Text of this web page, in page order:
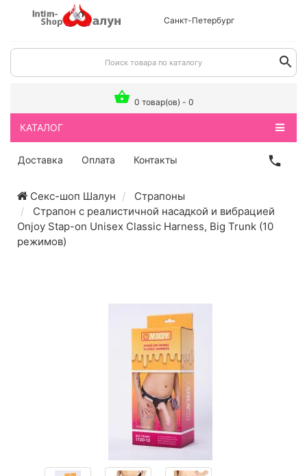
Санкт-Петербург
0 товар(ов) - 0
КАТАЛОГ
Доставка Оплата Контакты
Секс-шоп Шалун
Страпоны
Страпон с реалистичной насадкой и вибрацией
Onjoy Stap-on Unisex Classic Harness, Big Trunk (10
режимов)